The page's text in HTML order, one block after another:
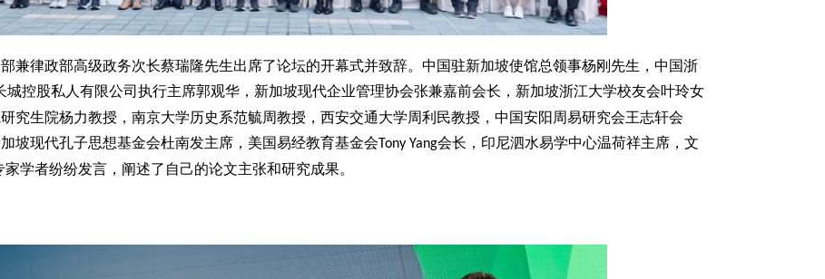
兼律政部高级政务次长蔡瑞隆先生出席了论坛的开幕式并致辞。中国驻新加坡使馆总领事杨刚先生，中国浙
城控股私人有限公司执行主席郭观华，新加坡现代企业管理协会张兼嘉前会长，新加坡浙江大学校友会叶玲女
究生院杨力教授，南京大学历史系范毓周教授，西安交通大学周利民教授，中国安阳周易研究会王志轩会
坡现代孔子思想基金会杜南发主席，美国易经教育基金会Tony Yang会长，印尼泗水易学中心温荷祥主席，文
家学者纷纷发言，阐述了自己的论文主张和研究成果。